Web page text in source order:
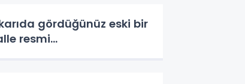
gördüğünüz eski bir
resmi...